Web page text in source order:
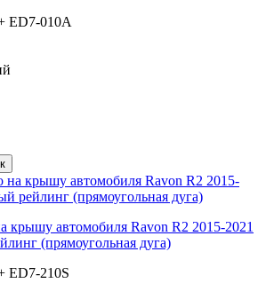
ED7-010A
крышу автомобиля Ravon R2 2015-2021
(прямоугольная дуга)
ED7-210S